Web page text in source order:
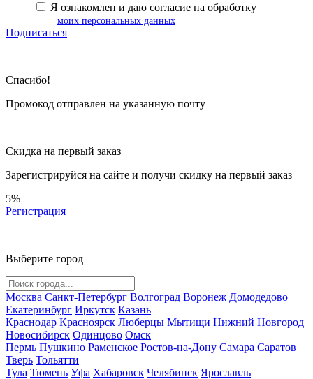
Я ознакомлен и даю согласие на обработку
моих персональных данных
Подписаться
Спасибо!
Промокод отправлен на указанную почту
Скидка на первый заказ
Зарегистрируйся на сайте и получи скидку на первый заказ
5%
Регистрация
Выберите город
Москва Санкт-Петербург Волгоград Воронеж Домодедово
Екатеринбург Иркутск Казань
Краснодар Красноярск Люберцы Мытищи Нижний Новгород
Новосибирск Одинцово Омск
Пермь Пушкино Раменское Ростов-на-Дону Самара Саратов
Тверь Тольятти
Тула Тюмень Уфа Хабаровск Челябинск Ярославль